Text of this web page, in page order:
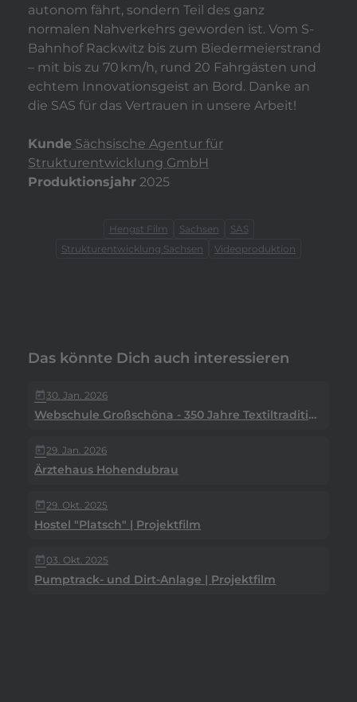
autonom fährt, sondern Teil des ganz
normalen Nahverkehrs geworden ist. Vom S-
Bahnhof Rackwitz bis zum Biedermeierstrand
– mit bis zu 70 km/h, rund 20 Fahrgästen und
echtem Innovationsgeist an Bord. Danke an
die SAS für das Vertrauen in unsere Arbeit!
Kunde Sächsische Agentur für
Strukturentwicklung GmbH
Produktionsjahr 2025
Hengst Film Sachsen
SAS
Strukturentwicklung Sachsen
Videoproduktion
Das könnte Dich auch interessieren
today30. Jan. 2026
Webschule Großschöna - 350 Jahre Textiltradition
today29. Jan. 2026
Ärztehaus Hohendubrau
today29. Okt. 2025
Hostel "Platsch" | Projektfilm
today 03. Okt. 2025
Pumptrack- und Dirt-Anlage | Projektfilm